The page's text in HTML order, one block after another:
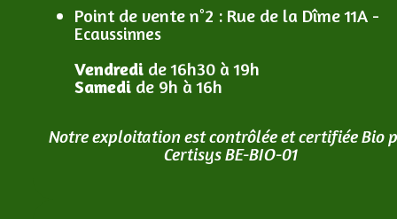
Point de vente n°2 : Rue de la Dîme 11A -
Ecaussinnes
Vendredi de 16h30 à 19h
Samedi de 9h à 16h
Notre exploitation est contrôlée et certifiée Bio
Certisys BE-BIO-01